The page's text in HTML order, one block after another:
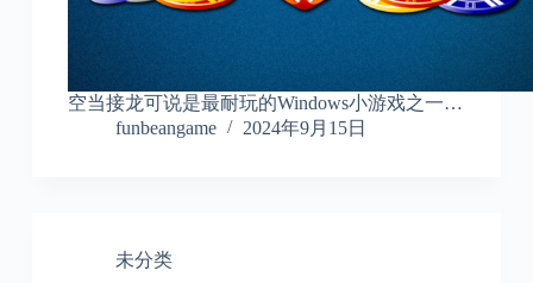
空当接龙可说是最耐玩的Windows小游戏之一…
funbeangame
2024年9月15日
未分类